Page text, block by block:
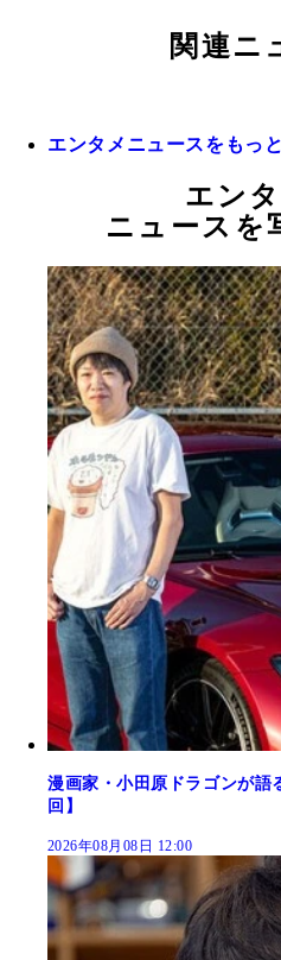
関連ニ
エンタメニュースをもっ
エン
ニュースを
漫画家・小田原ドラゴンが語
回】
2026年08月08日 12:00